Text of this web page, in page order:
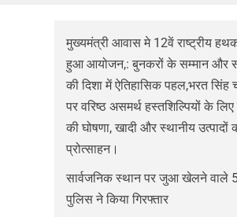
मुख्यमंत्री आवास मे 12वें राष्ट्रीय
हुआ आयोजन,: बुनकरों के सम्मान और
की दिशा में ऐतिहासिक पहल,भरत सिंह
पर वरिष्ठ असमर्थ हस्तशिल्पियों के
की घोषणा, खादी और स्थानीय उत्पादों
प्रोत्साहन।
सार्वजनिक स्थान पर जुआ खेलने वाले
पुलिस ने किया गिरफ्तार